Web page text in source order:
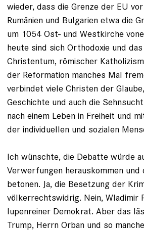
wieder, dass die Grenze der EU
Rumänien und Bulgarien etwa die
um 1054 Ost- und West­kirche
heute sind sich Ortho­doxie und
Christen­tum, römischer
der Reformation manches Mal
verbindet viele Christen der
Geschichte und auch die
nach einem Leben in Freiheit und
der individuellen und sozialen
Ich wünschte, die Debatte würde
Verwerfungen herauskommen und
betonen. Ja, die Besetzung der
völkerrechtswidrig. Nein, Wladimir
lupenreiner Demo­krat. Aber das
Trump, Herrn Orban und so